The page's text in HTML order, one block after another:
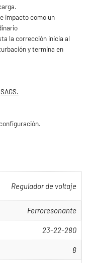
impacto como un
la corrección inicia al
y termina en
SAGS.
Regulador de voltaje
Ferroresonante
23-22-280
8